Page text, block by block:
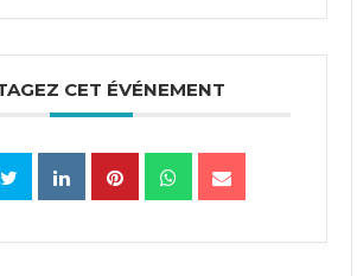
CET ÉVÉNEMENT